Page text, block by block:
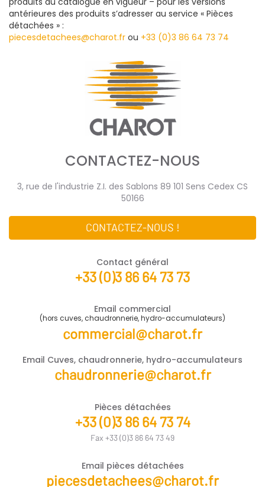
antérieures des produits s’adresser au service « Pièces
détachées » :
piecesdetachees@charot.fr ou +33 (0)3 86 64 73 74
CONTACTEZ-NOUS
3, rue de l'industrie Z.I. des Sablons 89 101 Sens Cedex CS
50166
CONTACTEZ-NOUS !
Contact général
+33 (0)3 86 64 73 73
Email commercial
(hors cuves, chaudronnerie, hydro-accumulateurs)
commercial@charot.fr
Email Cuves, chaudronnerie, hydro-accumulateurs
chaudronnerie@charot.fr
Pièces détachées
+33 (0)3 86 64 73 74
Fax +33 (0)3 86 64 73 49
Email pièces détachées
piecesdetachees@charot.fr